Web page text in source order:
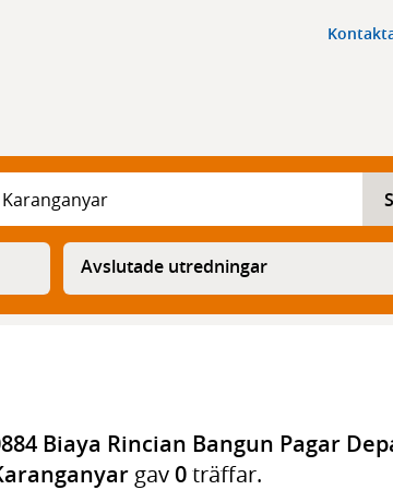
Avslutade utredningar
Biaya Rincian Bangun Pagar
gav0träffar.